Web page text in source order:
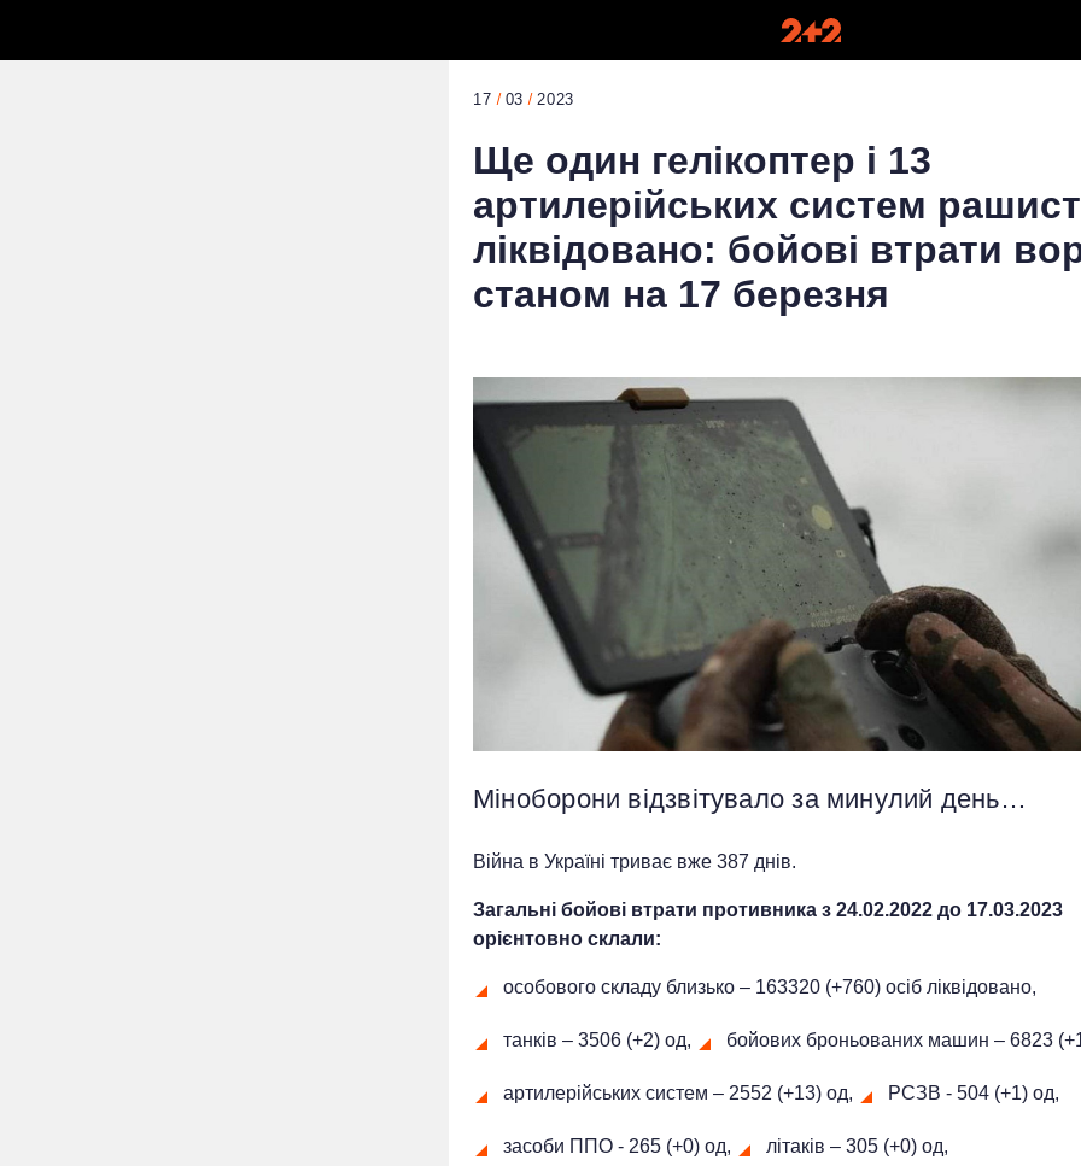
17 03 2023
Ще один гелікоптер і 13
артилерійських систем
ліквідовано: бойові втрати
станом на 17 березня
Міноборони відзвітувало за минулий день…
Війна в Україні триває вже 387 днів.
Загальні бойові втрати противника з 24.02.2022 до 17.03.2023
орієнтовно склали:
особового складу близько – 163320 (+760) осіб ліквідовано,
танків – 3506 (+2) од, бойових броньованих машин ‒ 6823
артилерійських систем – 2552 (+13) од, РСЗВ - 504 (+1) од,
засоби ППО - 265 (+0) од, літаків – 305 (+0) од,